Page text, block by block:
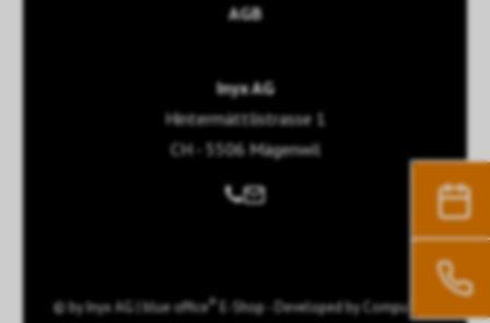
AGB
Inyx AG
Hintermättlistrasse 1
CH - 5506 Mägenwil
© byInyx AG|blue office®E-Shop - Developed byCompuTech